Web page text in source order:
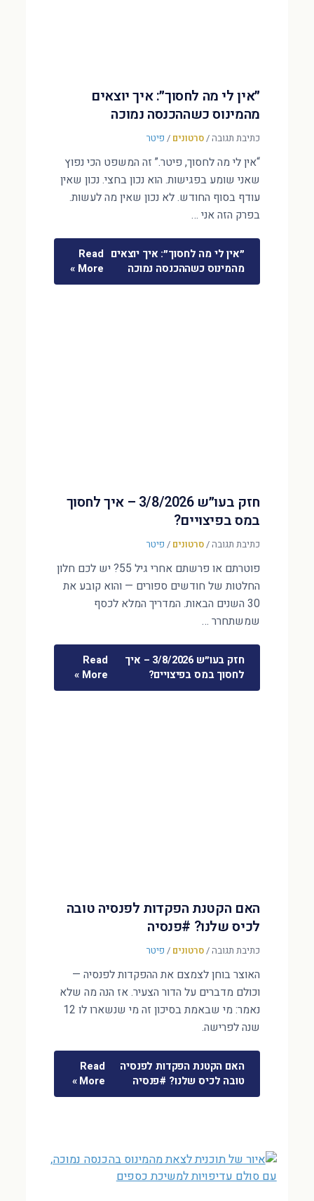
״אין לי מה לחסוך״: איך יוצאים
מהמינוס כשההכנסה נמוכה
כתיבת תגובה/סרטונים / פיטר
“אין לי מה לחסוך, פיטר.” זה המשפט הכי נפוץ
שאני שומע בפגישות. הוא נכון בחצי. נכון שאין
עודף בסוף החודש. לא נכון שאין מה לעשות.
בפרק הזה אני …
״אין לי מה לחסוך״: איך יוצאים
מהמינוס כשההכנסה נמוכה
Read
More »
חזק בעו״ש 3/8/2026 – איך לחסוך
במס בפיצויים?
כתיבת תגובה/סרטונים / פיטר
פוטרתם או פרשתם אחרי גיל 55? יש לכם חלון
החלטות של חודשים ספורים — והוא קובע את
30 השנים הבאות. המדריך המלא לכסף
שמשתחרר …
חזק בעו״ש 3/8/2026 – איך
לחסוך במס בפיצויים?
Read
More »
האם הקטנת הפקדות לפנסיה טובה
לכיס שלנו? #פנסיה
כתיבת תגובה/סרטונים / פיטר
האוצר בוחן לצמצם את ההפקדות לפנסיה —
וכולם מדברים על הדור הצעיר. אז הנה מה שלא
נאמר: מי שבאמת בסיכון זה מי שנשארו לו 12
שנה לפרישה.
האם הקטנת הפקדות לפנסיה
טובה לכיס שלנו? #פנסיה
Read
More »